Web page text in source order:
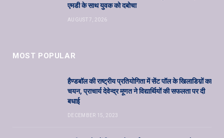
एमडी के साथ युवक को दबोचा
AUGUST 7, 2026
MOST POPULAR
हैण्डबॉल की राष्ट्रीय प्रतियोगिता में सेंट पॉल के खिलाडिय़ों का
चयन, प्राचार्य देवेन्द्र मूणत ने विद्यार्थियों की सफलता पर दी
बधाई
DECEMBER 15, 2023